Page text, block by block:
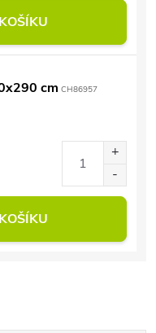
cm CH86957